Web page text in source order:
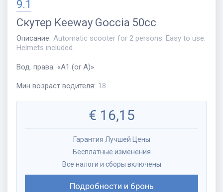
9.1
Скутер Keeway Goccia 50cc
Описание: Automatic scooter for 2 persons. Easy to use.
Helmets included.
Вод. права: «A1 (or A)»
Мин возраст водителя: 18
€ 16,15
Гарантия Лучшей Цены
Бесплатные изменения
Все налоги и сборы включены
Подробности и бронь